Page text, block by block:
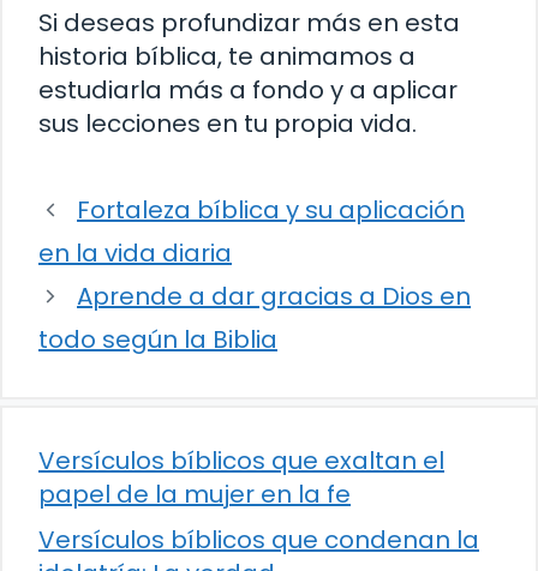
Si deseas profundizar más en esta
historia bíblica, te animamos a
estudiarla más a fondo y a aplicar
sus lecciones en tu propia vida.
Fortaleza bíblica y su aplicación
en la vida diaria
Aprende a dar gracias a Dios en
todo según la Biblia
Versículos bíblicos que exaltan el
papel de la mujer en la fe
Versículos bíblicos que condenan la